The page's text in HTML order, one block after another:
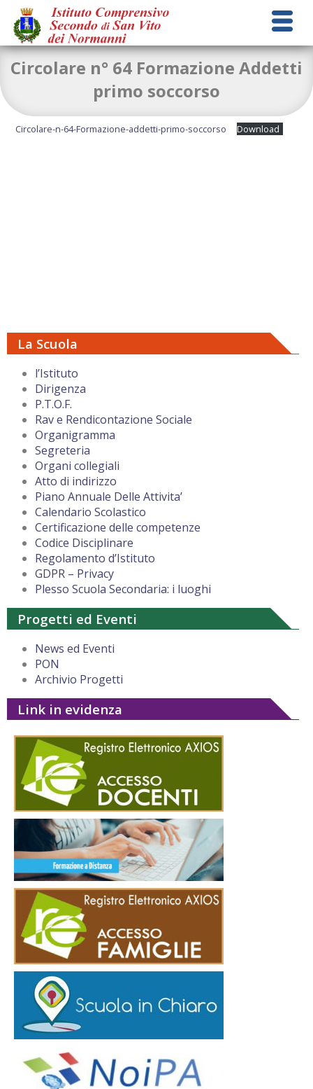
La Scuola
l’Istituto
Dirigenza
P.T.O.F.
Rav e Rendicontazione Sociale
Organigramma
Segreteria
Organi collegiali
Atto di indirizzo
Piano Annuale Delle Attivita’
Calendario Scolastico
Certificazione delle competenze
Codice Disciplinare
Regolamento d’Istituto
GDPR – Privacy
Plesso Scuola Secondaria: i luoghi
Progetti ed Eventi
News ed Eventi
PON
Archivio Progetti
Link in evidenza
Circolare n° 64 Formazione Addetti
primo soccorso
Circolare-n-64-Formazione-addetti-primo-soccorso Download